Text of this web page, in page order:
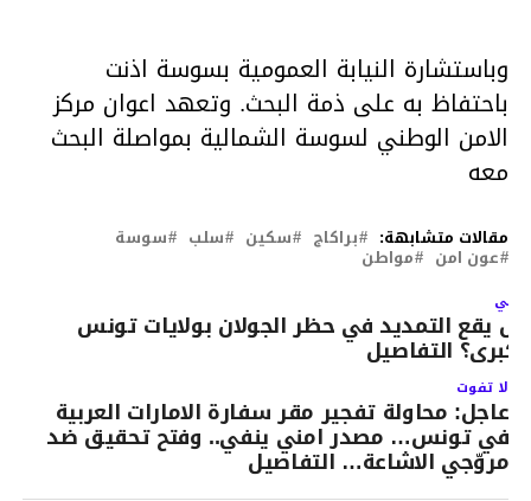
وباستشارة النيابة العمومية بسوسة اذنت
باحتفاظ به على ذمة البحث. وتعهد اعوان مركز
الامن الوطني لسوسة الشمالية بمواصلة البحث
معه
مقالات متشابهة: براكاج سكين سلب سوسة
عون امن مواطن
يقع التمديد في حظر الجولان بولايات تونس
التفاصيل
لا تفوت
عاجل: محاولة تفجير مقر سفارة الامارات العربية
في تونس… مصدر امني ينفي.. وفتح تحقيق ضد
مروّجي الاشاعة… التفاصيل